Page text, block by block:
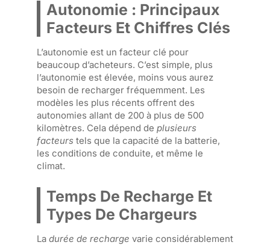
Autonomie : Principaux
Facteurs Et Chiffres Clés
L’autonomie est un facteur clé pour
beaucoup d’acheteurs. C’est simple, plus
l’autonomie est élevée, moins vous aurez
besoin de recharger fréquemment. Les
modèles les plus récents offrent des
autonomies allant de 200 à plus de 500
kilomètres. Cela dépend de plusieurs
facteurstels que la capacité de la batterie,
les conditions de conduite, et même le
climat.
Temps De Recharge Et
Types De Chargeurs
La durée de recharge varie considérablement